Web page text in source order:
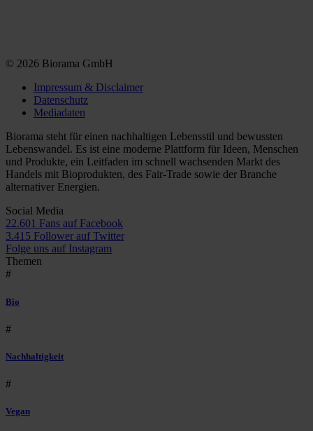
© 2026 Biorama GmbH
Impressum & Disclaimer
Datenschutz
Mediadaten
Biorama steht für einen nachhaltigen Lebensstil und bewussten
Lebenswandel. Es ist eine moderne Plattform für Ideen, Menschen
und Produkte, ein Leitfaden im schnell wachsenden Markt des
Handels mit Bioprodukten, des Fair-Trade sowie der Branche
alternativer Energien.
Social Media
22.601 Fans auf Facebook
3.415 Follower auf Twitter
Folge uns auf Instagram
Themen
#
Bio
#
Nachhaltigkeit
#
Vegan